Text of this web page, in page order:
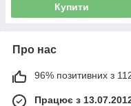
Купити
Про нас
96% позитивних з
Працює з